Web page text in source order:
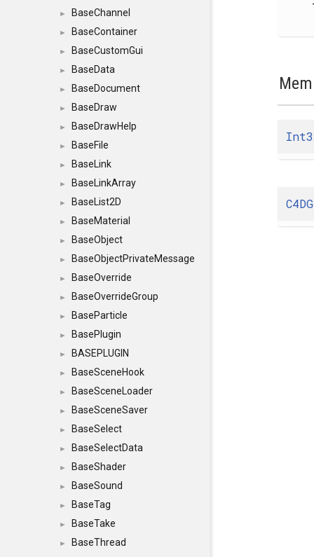
► BaseChannel
► BaseContainer
► BaseCustomGui
► BaseData
► BaseDocument
► BaseDraw
► BaseDrawHelp
► BaseFile
► BaseLink
► BaseLinkArray
► BaseList2D
► BaseMaterial
► BaseObject
► BaseObjectPrivateMessage
► BaseOverride
► BaseOverrideGroup
► BaseParticle
► BasePlugin
► BASEPLUGIN
► BaseSceneHook
► BaseSceneLoader
► BaseSceneSaver
► BaseSelect
► BaseSelectData
► BaseShader
► BaseSound
► BaseTag
► BaseTake
►
BaseThread